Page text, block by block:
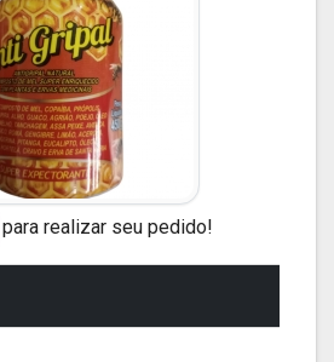
para realizar seu pedido!